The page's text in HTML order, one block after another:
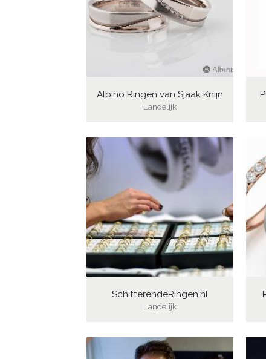
Albino Ringen van Sjaak Knijn
Landelijk
SchitterendeRingen.nl
Landelijk